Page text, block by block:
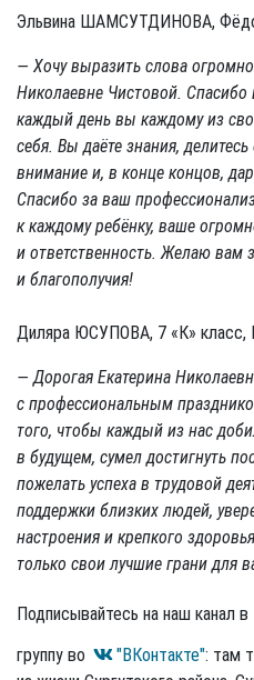
Эльвина ШАМСУТДИНОВА,
— Хочу выразить слова
Николаевне Чистовой. Спасибо
каждый день вы каждому из
себя. Вы даёте знания,
внимание и, в конце концов,
Спасибо за ваш
к каждому ребёнку, ваше
и ответственность. Желаю вам
и благополучия!
Диляра ЮСУПОВА, 7 «К»
— Дорогая Екатерина
с профессиональным
того, чтобы каждый из нас
в будущем, сумел достигнуть
пожелать успеха в трудовой
поддержки близких людей,
настроения и крепкого
только свои лучшие грани для
Подписывайтесь на наш канал в
группу во
"ВКонтакте": там